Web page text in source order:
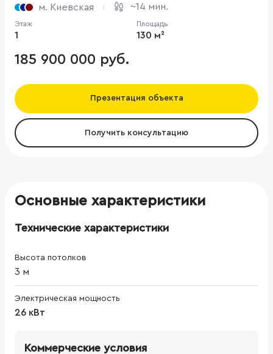
м. Киевская
~14 мин.
Этаж
1
Площадь
130 м²
185 900 000 руб.
Презентация объекта
Получить консультацию
Основные характеристики
Технические характеристики
Высота потолков
3 м
Электрическая мощность
26 кВт
Коммерческие условия